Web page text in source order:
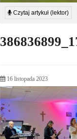
Czytaj artykuł (lektor)
16 listopada 2023